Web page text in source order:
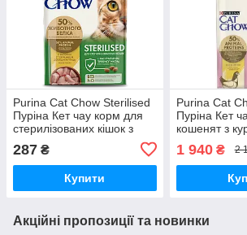
Purina Cat Chow Sterilised
Пуріна Кет чау корм для
стерилізованих кішок з
287 ₴
Купити
Purina Cat
Пуріна Кет
кошенят з
1 940₴ 2
Акційні пропозиції та новинки